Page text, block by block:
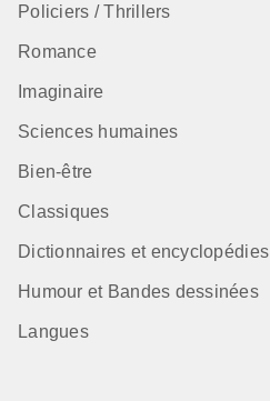
Policiers / Thrillers
Romance
Imaginaire
Sciences humaines
Bien-être
Classiques
Dictionnaires et encyclopédies
Humour et Bandes dessinées
Langues